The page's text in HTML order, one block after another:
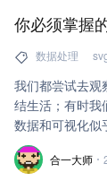
你必须掌握
数据处理
我们都尝试去观
结生活；有时我
数据和可视化似
空与脚踏实地的
合一大师